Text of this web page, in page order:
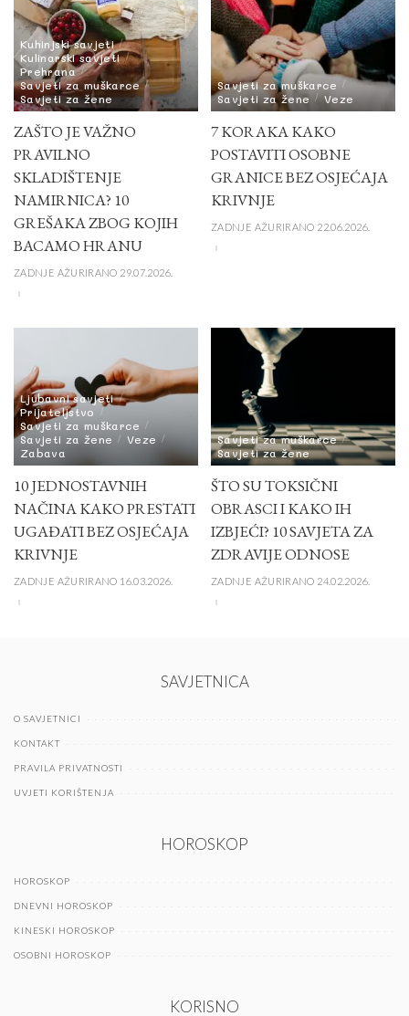
Kuhinjski savjeti
Kulinarski savjeti
Prehrana
Savjeti za muškarce
Savjeti za žene
ZAŠTO JE VAŽNO
PRAVILNO
SKLADIŠTENJE
NAMIRNICA? 10
GREŠAKA ZBOG KOJIH
BACAMO HRANU
ZADNJE AŽURIRANO 29.07.2026.
Savjeti za muškarce
Savjeti za žene
Veze
7 KORAKA KAKO
POSTAVITI OSOBNE
GRANICE BEZ OSJEĆAJA
KRIVNJE
ZADNJE AŽURIRANO 22.06.2026.
Ljubavni savjeti
Prijateljstvo
Savjeti za muškarce
Savjeti za žene
Veze
Zabava
10 JEDNOSTAVNIH
NAČINA KAKO PRESTATI
UGAĐATI BEZ OSJEĆAJA
KRIVNJE
ZADNJE AŽURIRANO 16.03.2026.
Savjeti za muškarce
Savjeti za žene
ŠTO SU TOKSIČNI
OBRASCI I KAKO IH
IZBJEĆI? 10 SAVJETA ZA
ZDRAVIJE ODNOSE
ZADNJE AŽURIRANO 24.02.2026.
SAVJETNICA
O SAVJETNICI
KONTAKT
PRAVILA PRIVATNOSTI
UVJETI KORIŠTENJA
HOROSKOP
HOROSKOP
DNEVNI HOROSKOP
KINESKI HOROSKOP
OSOBNI HOROSKOP
KORISNO